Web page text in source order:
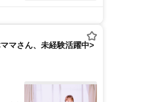
マさん、未経験活躍中>